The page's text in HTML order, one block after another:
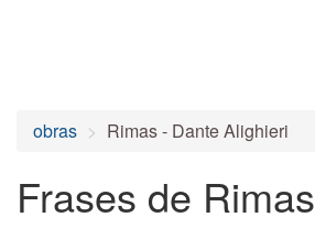
obras Rimas - Dante Alighieri
Frases de Rimas